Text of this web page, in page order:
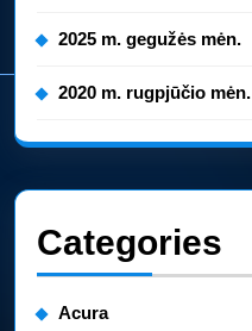
2025 m. gegužės mėn.
2020 m. rugpjūčio mėn.
Categories
Acura